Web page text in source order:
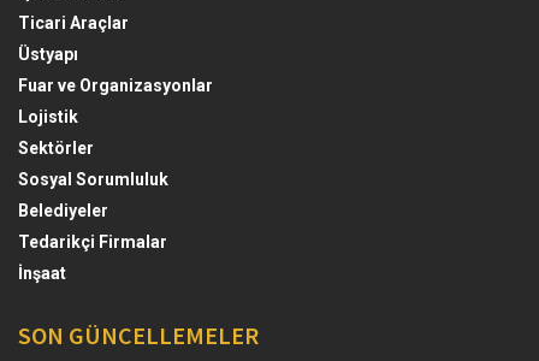
Ticari Araçlar
Üstyapı
Fuar ve Organizasyonlar
Lojistik
Sektörler
Sosyal Sorumluluk
Belediyeler
Tedarikçi Firmalar
İnşaat
SON GÜNCELLEMELER